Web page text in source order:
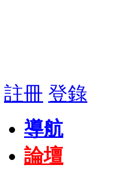
註冊 登錄
導航
論壇